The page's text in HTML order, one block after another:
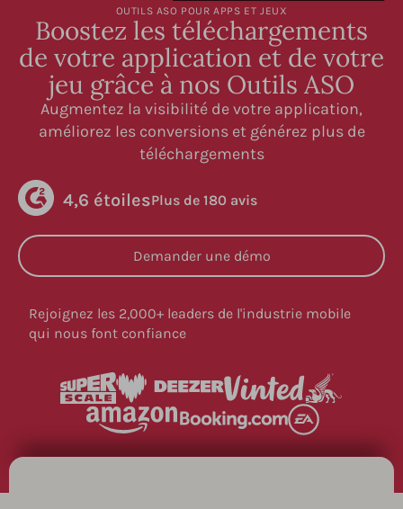
OUTILS ASO POUR APPS ET JEUX
Boostez les téléchargements
de votre application et de votre
jeu grâce à nos Outils ASO
Augmentez la visibilité de votre application,
améliorez les conversions et générez plus de
téléchargements
4,6 étoilesPlus de 180 avis
Demander une démo
Rejoignez les 2,000+ leaders de l'industrie mobile
qui nous font confiance